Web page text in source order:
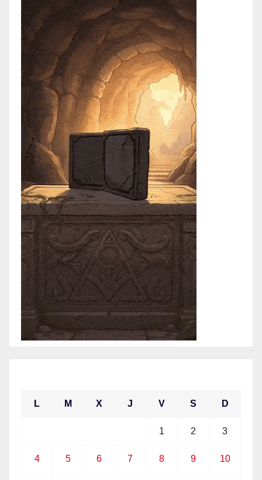
L M X J V S D
1 2 3
4 5 6 7 8 9 10